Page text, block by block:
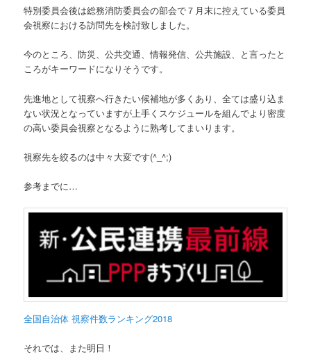
特別委員会後は総務消防委員会の部会で７月末に控えている委員
会視察における訪問先を検討致しました。
今のところ、防災、公共交通、情報発信、公共施設、と言ったと
ころがキーワードになりそうです。
先進地として視察へ行きたい候補地が多くあり、全ては盛り込ま
ない状況となっていますが上手くスケジュールを組んでより密度
の高い委員会視察となるように熟考してまいります。
視察先を絞るのは中々大変です(^_^;)
参考までに…
全国自治体 視察件数ランキング2018
それでは、また明日！